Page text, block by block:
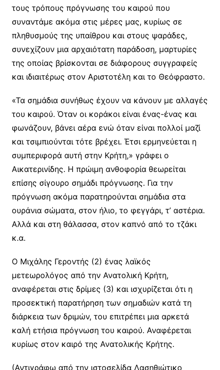
τους τρόπους πρόγνωσης του καιρού που
συναντάμε ακόμα στις μέρες μας, κυρίως σε
πληθυσμούς της υπαίθρου και στους ψαράδες,
συνεχίζουν μια αρχαιότατη παράδοση, μαρτυρίες
της οποίας βρίσκονται σε διάφορους συγγραφείς
και ιδιαιτέρως στον Αριστοτέλη και το Θεόφραστο.
«Τα σημάδια συνήθως έχουν να κάνουν με αλλαγές
του καιρού. Όταν οι κοράκοι είναι ένας-ένας και
φωνάζουν, βάνει αέρα ενώ όταν είναι πολλοί μαζί
και τσιμπιούνται τότε βρέχει. Έτσι ερμηνεύεται η
συμπεριφορά αυτή στην Κρήτη,» γράφει ο
Αικατερινίδης. Η πρώιμη ανθοφορία θεωρείται
επίσης σίγουρο σημάδι πρόγνωσης. Για την
πρόγνωση ακόμα παρατηρούνται σημάδια στα
ουράνια σώματα, στον ήλιο, το φεγγάρι, τ’ αστέρια.
Αλλά και στη θάλασσα, στον καπνό από το τζάκι
κ.α.
Ο Μιχάλης Γεροντής (2) ένας λαϊκός
μετεωρολόγος από την Ανατολική Κρήτη,
αναφέρεται στις δρίμες (3) και ισχυρίζεται ότι η
προσεκτική παρατήρηση των σημαδιών κατά τη
διάρκεια των δριμών, του επιτρέπει μια αρκετά
καλή ετήσια πρόγνωση του καιρού. Αναφέρεται
κυρίως στον καιρό της Ανατολικής Κρήτης.
(Αντιγράφω από την ιστοσελίδα Λασηθιώτικο